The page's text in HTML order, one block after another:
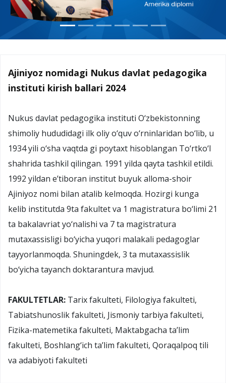
Ajiniyoz nomidagi Nukus davlat pedagogika
instituti kirish ballari 2024
Nukus davlat pedagogika instituti O‘zbekistonning
shimoliy hududidagi ilk oliy o‘quv o‘rninlaridan bo‘lib, u
1934 yili o‘sha vaqtda gi poytaxt hisoblangan To‘rtko‘l
shahrida tashkil qilingan. 1991 yilda qayta tashkil etildi.
1992 yildan e’tiboran institut buyuk alloma-shoir
Ajiniyoz nomi bilan atalib kelmoqda. Hozirgi kunga
kelib institutda 9ta fakultet va 1 magistratura bo‘limi 21
ta bakalavriat yo‘nalishi va 7 ta magistratura
mutaxassisligi bo‘yicha yuqori malakali pedagoglar
tayyorlanmoqda. Shuningdek, 3 ta mutaxassislik
bo‘yicha tayanch doktarantura mavjud.
FAKULTETLAR: Tarix fakulteti, Filologiya fakulteti,
Tabiatshunoslik fakulteti, Jismoniy tarbiya fakulteti,
Fizika-matemetika fakulteti, Maktabgacha ta’lim
fakulteti, Boshlang‘ich ta’lim fakulteti, Qoraqalpoq tili
va adabiyoti fakulteti